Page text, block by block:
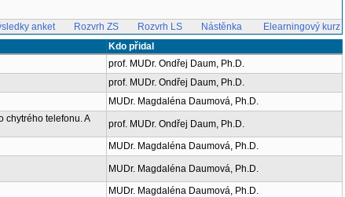
anket
Rozvrh ZS Rozvrh LS Nástěnka
Elearningový kurz
Kdo přidal
prof. MUDr. Ondřej Daum, Ph.D.
prof. MUDr. Ondřej Daum, Ph.D.
MUDr. Magdaléna Daumová, Ph.D.
chytrého telefonu. A
prof. MUDr. Ondřej Daum, Ph.D.
MUDr. Magdaléna Daumová, Ph.D.
MUDr. Magdaléna Daumová, Ph.D.
MUDr. Magdaléna Daumová, Ph.D.